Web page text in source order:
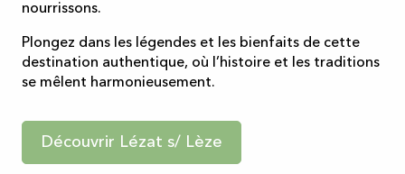
nourrissons.
Plongez dans les légendes et les bienfaits de cette
destination authentique, où l’histoire et les traditions
se mêlent harmonieusement.
Découvrir Lézat s/ Lèze